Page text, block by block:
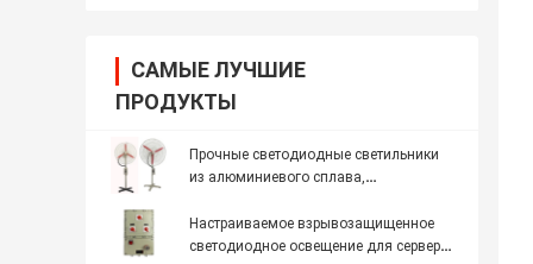
САМЫЕ ЛУЧШИЕ
ПРОДУКТЫ
Прочные светодиодные светильники
из алюминиевого сплава,
промышленных требований освещения
Настраиваемое взрывозащищенное
светодиодное освещение для серверов